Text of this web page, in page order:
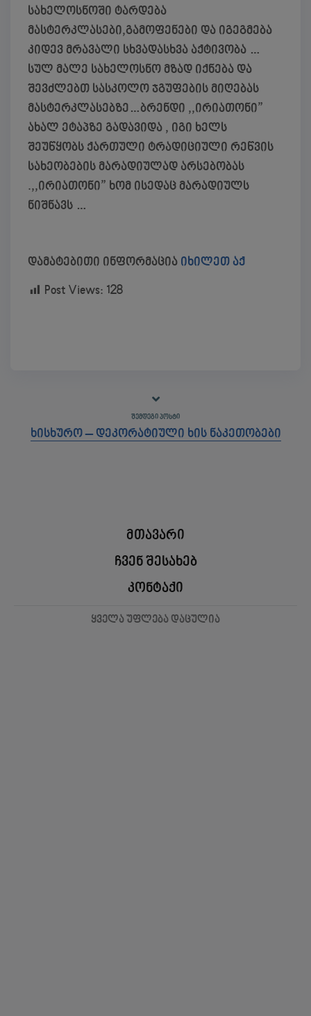
სახელოსნოში ტარდება
მასტერკლასები,გამოფენები და იგეგმება
კიდევ მრავალი სხვადასხვა აქტივობა …
სულ მალე სახელოსნო მზად იქნება და
შევძლებთ სასკოლო ჯგუფების მიღებას
მასტერკლასებზე…ბრენდი ,,ირიათონი”
ახალ ეტაპზე გადავიდა , იგი ხელს
შეუწყობს ქართული ტრადიციული რეწვის
სახეობების მარადიულად არსებობას
.,,ირიათონი” ხომ ისედაც მარადიულს
ნიშნავს …
დამატებითი ინფორმაცია იხილეთ აქ
Post Views: 128
ᲨᲔᲛᲓᲔᲒᲘ ᲞᲝᲡᲢᲘ
ხისხურო – დეკორატიული ხის ნაკეთობები
მთავარი
ჩვენ შესახებ
კონტაქი
ყველა უფლება დაცულია